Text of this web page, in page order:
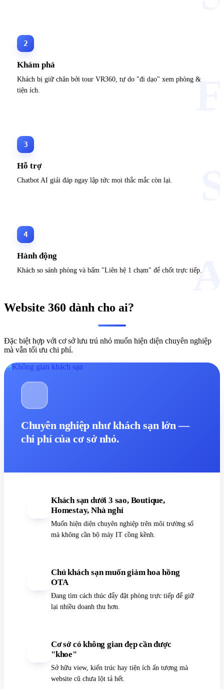
2
Khám phá
Khách bị giữ chân bởi tour VR360, tự do "đi dạo" xem phòng &
tiện ích.
3
Hỗ trợ
Chatbot AI giải đáp ngay lập tức mọi thắc mắc còn lại.
4
Hành động
Khách so sánh phòng và bấm "Liên hệ 1 chạm" để chốt trực tiếp.
Website 360 dành cho ai?
Đặc biệt hợp với cơ sở lưu trú nhỏ muốn hiện diện chuyên nghiệp
mà vẫn tối ưu chi phí.
Chuyên nghiệp như khách sạn lớn —
chi phí của cơ sở nhỏ.
Khách sạn dưới 3 sao, Boutique,
Homestay, Nhà nghỉ
Muốn hiện diện chuyên nghiệp trên môi trường số
mà không cần bộ máy IT cồng kềnh.
Chủ khách sạn muốn giảm hoa hồng
OTA
Đang tìm cách thúc đẩy đặt phòng trực tiếp để giữ
lại nhiều doanh thu hơn.
Cơ sở có không gian đẹp cần được
"khoe"
Sở hữu view, kiến trúc hay tiện ích ấn tượng mà
website cũ chưa lột tả hết.